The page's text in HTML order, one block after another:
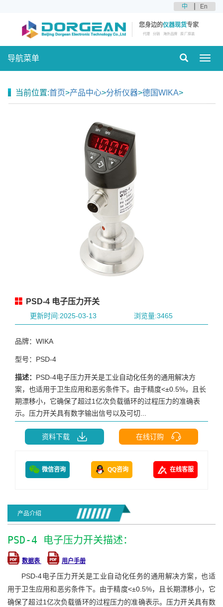
中 En
您身边的仪器现货专家
代理 分销 海外品牌 原厂原装
导航菜单
当前位置:首页>产品中心>分析仪器>德国WIKA>
PSD-4 电子压力开关
更新时间:2025-03-13 浏览量:3465
品牌：WIKA
型号：PSD-4
描述： PSD-4电子压力开关是工业自动化任务的通用解决方
案，也适用于卫生应用和恶劣条件下。由于精度<±0.5%，且长
期漂移小，它确保了超过1亿次负载循环的过程压力的准确表
示。压力开关具有数字输出信号以及可切...
资料下载 在线订购
微信咨询 QQ咨询 在线客服
产品介绍
PSD-4 电子压力开关描述：
数据表 用户手册
PSD-4电子压力开关是工业自动化任务的通用解决方案，也适
用于卫生应用和恶劣条件下。由于精度<±0.5%，且长期漂移小，它
确保了超过1亿次负载循环的过程压力的准确表示。压力开关具有数